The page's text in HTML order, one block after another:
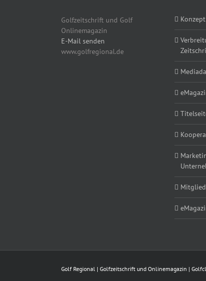
Golfzeitschrift und Golf
Onlinemagazin
E-Mail senden
www.golfregional.de
Konzept
Golf Regional | Golfzeitschrift und Onlinemagazin |